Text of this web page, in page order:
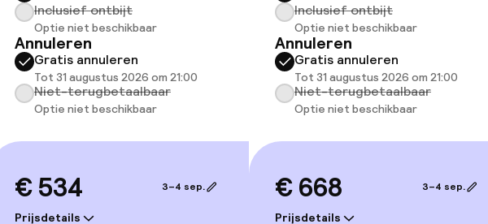
Zwemmen & wellness
Stoombad
Spa behandelingen
Massage
Entertainment
Inclusief ontbijt
Optie niet beschikbaar
Annuleren
Gratis annuleren
Tot 31 augustus 2026 om 21:00
Niet-terugbetaalbaar
Optie niet beschikbaar
€ 534
Prijsdetails
3–4 sep.
Inclusief ontbijt
Optie niet beschikbaar
Annuleren
Gratis annuleren
Tot 31 augustus 2026 om 21:00
Niet-terugbetaalbaar
Optie niet beschikbaar
€ 668
Prijsdetails
3–4 sep.